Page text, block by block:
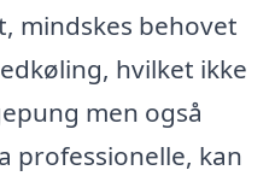
mindskes behovet
hvilket ikke
men også
professionelle, kan